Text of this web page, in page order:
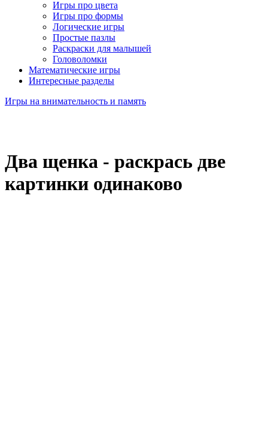
Игры про цвета
Игры про формы
Логические игры
Простые пазлы
Раскраски для малышей
Головоломки
Математические игры
Интересные разделы
Игры на внимательность и память
Два щенка - раскрась две
картинки одинаково